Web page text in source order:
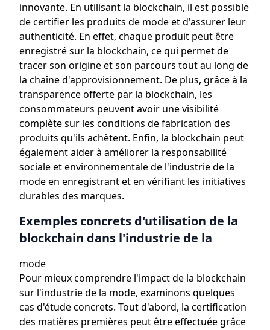
innovante. En utilisant la blockchain, il est possible
de certifier les produits de mode et d'assurer leur
authenticité. En effet, chaque produit peut être
enregistré sur la blockchain, ce qui permet de
tracer son origine et son parcours tout au long de
la chaîne d'approvisionnement. De plus, grâce à la
transparence offerte par la blockchain, les
consommateurs peuvent avoir une visibilité
complète sur les conditions de fabrication des
produits qu'ils achètent. Enfin, la blockchain peut
également aider à améliorer la responsabilité
sociale et environnementale de l'industrie de la
mode en enregistrant et en vérifiant les initiatives
durables des marques.
Exemples concrets d'utilisation de la
blockchain dans l'industrie de la
mode
Pour mieux comprendre l'impact de la blockchain
sur l'industrie de la mode, examinons quelques
cas d'étude concrets. Tout d'abord, la certification
des matières premières peut être effectuée grâce